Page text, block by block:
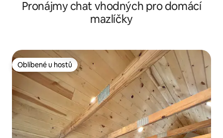
Pronájmy chat vhodných pro domácí
mazlíčky
Oblíbené u hostů
Oblíbené u hostů